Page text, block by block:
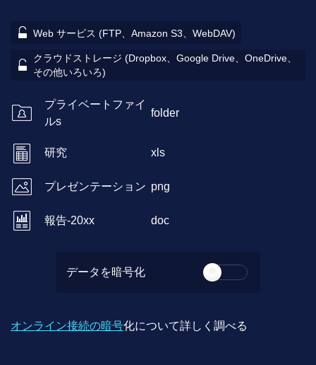
Web サービス (FTP、Amazon S3、WebDAV)
クラウドストレージ (Dropbox、Google Drive、OneDrive、
その他いろいろ)
プライベートファイ
ルs
folder
研究 xls
プレゼンテーション png
報告-20xx doc
データを暗号化
オンライン接続の暗号化について詳しく調べる